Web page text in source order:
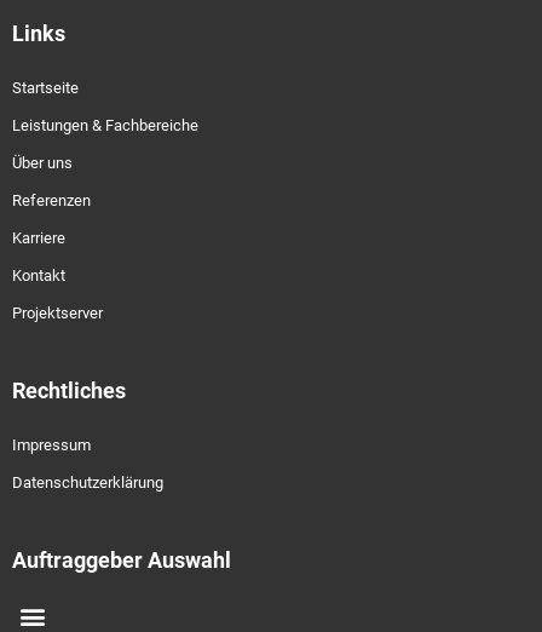
Links
Startseite
Leistungen & Fachbereiche
Über uns
Referenzen
Karriere
Kontakt
Projektserver
Rechtliches
Impressum
Datenschutzerklärung
Auftraggeber Auswahl